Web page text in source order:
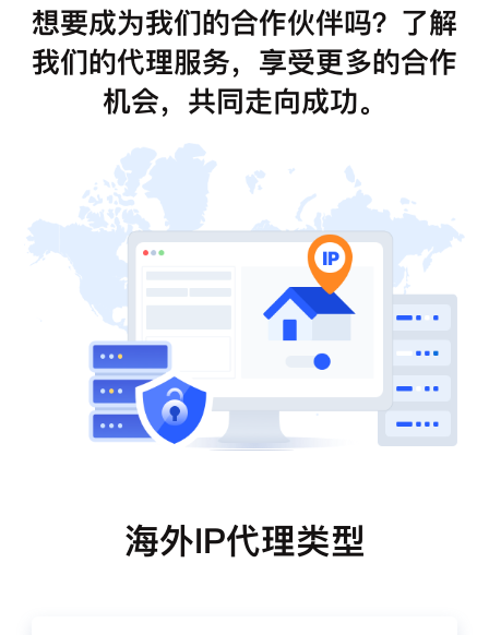
想要成为我们的合作伙伴吗？了解
我们的代理服务，享受更多的合作
机会，共同走向成功。
海外IP代理类型